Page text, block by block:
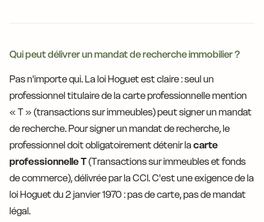
Qui peut délivrer un mandat de recherche immobilier ?
Pas n'importe qui. La loi Hoguet est claire : seul un
professionnel titulaire de la carte professionnelle mention
« T » (transactions sur immeubles) peut signer un mandat
de recherche. Pour signer un mandat de recherche, le
professionnel doit obligatoirement détenir la carte
professionnelle T(Transactions sur immeubles et fonds
de commerce), délivrée par la CCI. C'est une exigence de la
loi Hoguet du 2 janvier 1970 : pas de carte, pas de mandat
légal.